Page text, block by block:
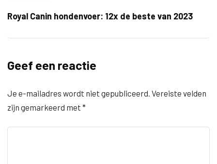
Royal Canin hondenvoer: 12x de beste van 2023
Geef een reactie
Je e-mailadres wordt niet gepubliceerd. Vereiste velden
zijn gemarkeerd met *